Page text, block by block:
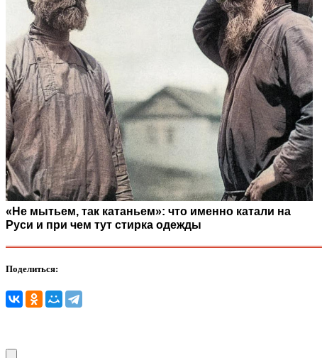
«Не мытьем, так катаньем»: что именно катали на
Руси и при чем тут стирка одежды
Поделиться: